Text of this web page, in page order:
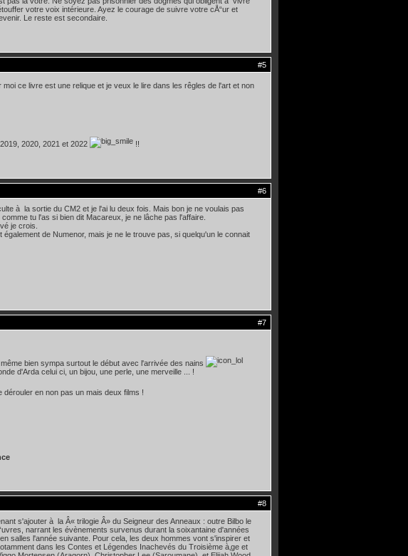
votre voix intérieure. Ayez le courage de suivre votre cÅ“ur et
Le reste est secondaire.
#5
moi ce livre est une relique et je veux le lire dans les rêgles de l'art et non
2020, 2021 et 2022
!!
#6
à la sortie du CM2 et je l'ai lu deux fois. Mais bon je ne voulais pas
tu l'as si bien dit Macareux, je ne lâche pas l'affaire.
je crois.
de Numenor, mais je ne le trouve pas, si quelqu'un le connait
#7
bien sympa surtout le début avec l'arrivée des nains
d'Arda celui ci, un bijou, une perle, une merveille ... !
dérouler en non pas un mais deux films !
#8
s'ajouter à la Â« trilogie Â» du Seigneur des Anneaux : outre Bilbo le
narrant les évènements survenus durant la soixantaine d'années
salles l'année suivante. Pour cela, les deux hommes vont s'inspirer et
dans les Contes et Légendes Inachevés du Troisième à‚ge et